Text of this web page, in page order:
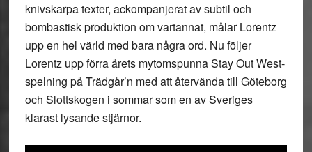
knivskarpa texter, ackompanjerat av subtil och
bombastisk produktion om vartannat, målar Lorentz
upp en hel värld med bara några ord. Nu följer
Lorentz upp förra årets mytomspunna Stay Out West-
spelning på Trädgår’n med att återvända till Göteborg
och Slottskogen i sommar som en av Sveriges
klarast lysande stjärnor.